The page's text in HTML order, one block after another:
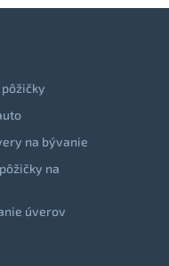
na bývanie
na
úverov